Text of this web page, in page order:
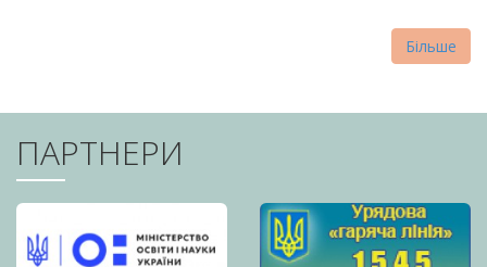
Більше
ПАРТНЕРИ